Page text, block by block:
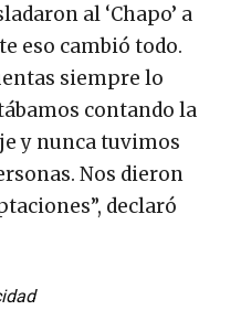
al ‘Chapo’ a
eso cambió todo.
siempre lo
contando la
y nunca tuvimos
Nos dieron
declaró